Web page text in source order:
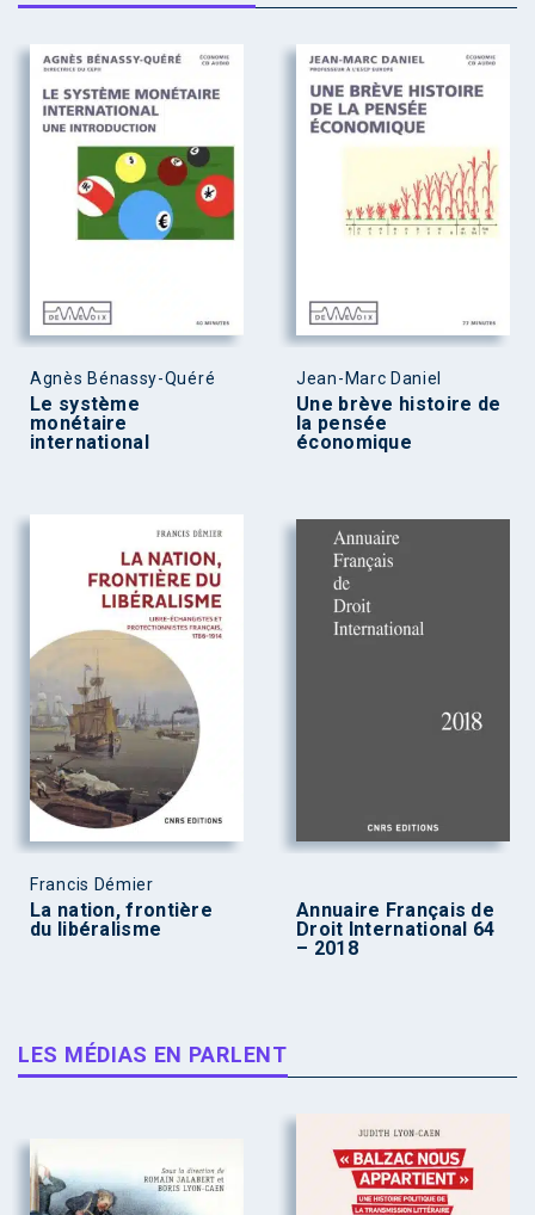
Agnès Bénassy-Quéré
Le système
monétaire
international
Jean-Marc Daniel
Une brève histoire de
la pensée
économique
Francis Démier
La nation, frontière
du libéralisme
Annuaire Français de
Droit International 64
– 2018
LES MÉDIAS EN PARLENT